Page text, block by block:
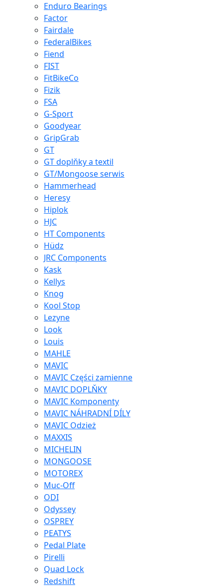
Enduro Bearings
Factor
Fairdale
FederalBikes
Fiend
FIST
FitBikeCo
Fizik
FSA
G-Sport
Goodyear
GripGrab
GT
GT doplňky a textil
GT/Mongoose serwis
Hammerhead
Heresy
Hiplok
HJC
HT Components
Hüdz
JRC Components
Kask
Kellys
Knog
Kool Stop
Lezyne
Look
Louis
MAHLE
MAVIC
MAVIC Części zamienne
MAVIC DOPLŇKY
MAVIC Komponenty
MAVIC NÁHRADNÍ DÍLY
MAVIC Odzież
MAXXIS
MICHELIN
MONGOOSE
MOTOREX
Muc-Off
ODI
Odyssey
OSPREY
PEATYS
Pedal Plate
Pirelli
Quad Lock
Redshift